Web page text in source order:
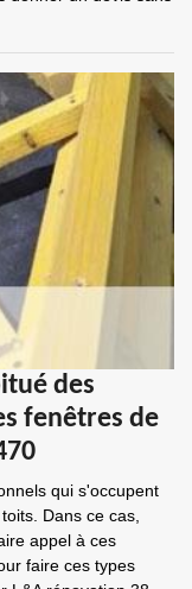
des
fenêtres de
qui s'occupent
Dans ce cas,
appel à ces
faire ces types